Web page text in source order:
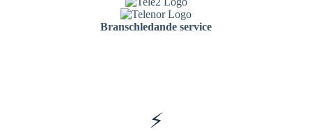
Branschledande service
⚡